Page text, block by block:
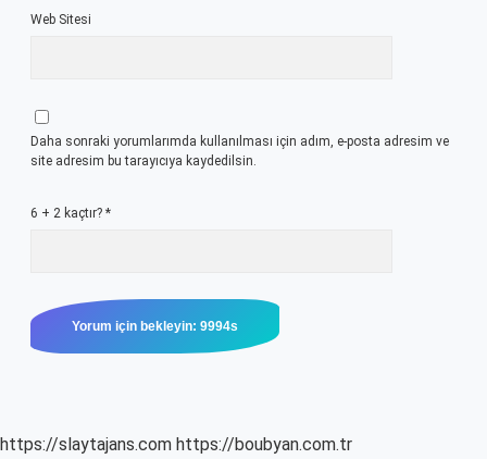
Web Sitesi
Daha sonraki yorumlarımda kullanılması için adım, e-posta adresim ve
site adresim bu tarayıcıya kaydedilsin.
6 + 2 kaçtır? *
https://slaytajans.com https://boubyan.com.tr